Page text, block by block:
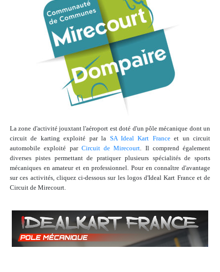
La zone d'activité jouxtant l'aéroport est doté d'un pôle mécanique dont un
circuit de karting exploité par la SA Ideal Kart Franceet un circuit
automobile exploité par Circuit de Mirecourt. Il comprend également
diverses pistes permettant de pratiquer plusieurs spécialités de sports
mécaniques en amateur et en professionnel. Pour en connaître d'avantage
sur ces activités, cliquez ci-dessous sur les logos d'Ideal Kart France et de
Circuit de Mirecourt.